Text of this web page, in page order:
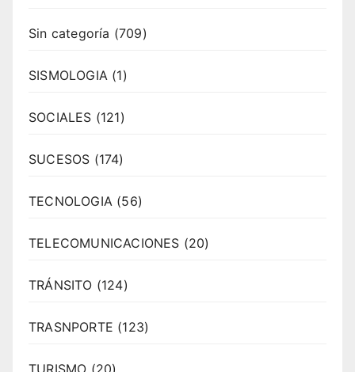
Sin categoría (709)
SISMOLOGIA (1)
SOCIALES (121)
SUCESOS (174)
TECNOLOGIA (56)
TELECOMUNICACIONES (20)
TRÁNSITO (124)
TRASNPORTE (123)
TURISMO (20)